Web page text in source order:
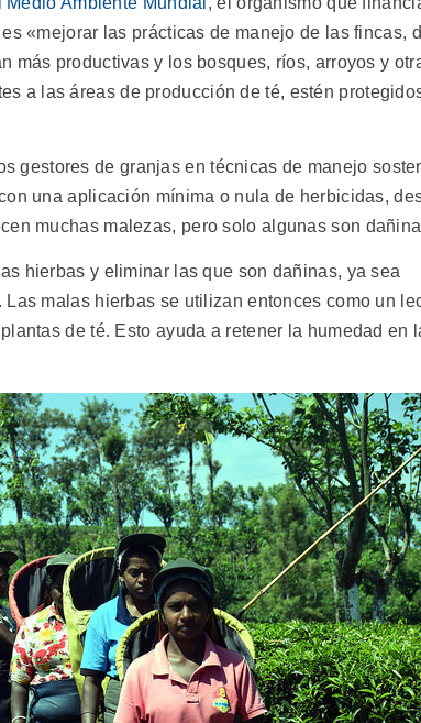
«mejorar las prácticas de manejo de las fincas,
más productivas y los bosques, ríos, arroyos y
a las áreas de producción de té, estén
gestores de granjas en técnicas de manejo
una aplicación mínima o nula de herbicidas,
muchas malezas, pero solo algunas son
hierbas y eliminar las que son dañinas, ya sea
malas hierbas se utilizan entonces como un
de té. Esto ayuda a retener la humedad en